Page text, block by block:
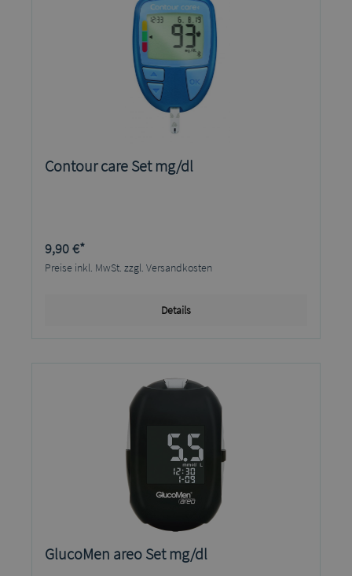
Contour care Set mg/dl
9,90 €*
Preise inkl. MwSt. zzgl. Versandkosten
Details
GlucoMen areo Set mg/dl